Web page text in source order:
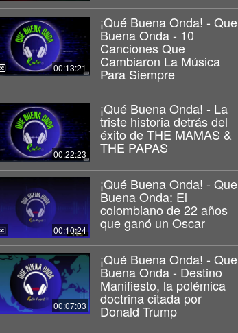
00:13:21
¡Qué Buena Onda! - Que
Buena Onda - 10
Canciones Que
Cambiaron La Música
Para Siempre
00:22:23
¡Qué Buena Onda! - La
triste historia detrás del
éxito de THE MAMAS &
THE PAPAS
00:10:24
¡Qué Buena Onda! - Que
Buena Onda: El
colombiano de 22 años
que ganó un Oscar
00:07:03
¡Qué Buena Onda! - Que
Buena Onda - Destino
Manifiesto, la polémica
doctrina citada por
Donald Trump